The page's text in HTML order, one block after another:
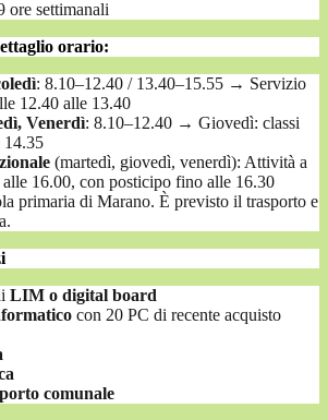
ore settimanali
orario:
: 8.10–12.40 / 13.40–15.55 → Servizio
12.40 alle 13.40
Venerdì: 8.10–12.40 → Giovedì: classi
(martedì, giovedì, venerdì): Attività a
16.00, con posticipo fino alle 16.30
primaria di Marano. È previsto il trasporto e
LIM o digital board
con 20 PC di recente acquisto
comunale